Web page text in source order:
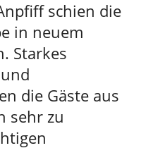
schien die
in neuem
Starkes
die Gäste aus
sehr zu